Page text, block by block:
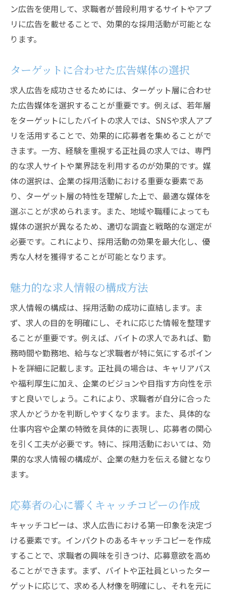
ン広告を使用して、求職者が普段利用するサイトやアプ
リに広告を載せることで、効果的な採用活動が可能とな
ります。
ターゲットに合わせた広告媒体の選択
求人広告を成功させるためには、ターゲット層に合わせ
た広告媒体を選択することが重要です。例えば、若年層
をターゲットにしたバイトの求人では、SNSや求人アプ
リを活用することで、効果的に応募者を集めることがで
きます。一方、経験を重視する正社員の求人では、専門
的な求人サイトや業界誌を利用するのが効果的です。媒
体の選択は、企業の採用活動における重要な要素であ
り、ターゲット層の特性を理解した上で、最適な媒体を
選ぶことが求められます。また、地域や職種によっても
媒体の選択が異なるため、適切な調査と戦略的な選定が
必要です。これにより、採用活動の効果を最大化し、優
秀な人材を獲得することが可能となります。
魅力的な求人情報の構成方法
求人情報の構成は、採用活動の成功に直結します。ま
ず、求人の目的を明確にし、それに応じた情報を整理す
ることが重要です。例えば、バイトの求人であれば、勤
務時間や勤務地、給与など求職者が特に気にするポイン
トを詳細に記載します。正社員の場合は、キャリアパス
や福利厚生に加え、企業のビジョンや目指す方向性を示
すと良いでしょう。これにより、求職者が自分に合った
求人かどうかを判断しやすくなります。また、具体的な
仕事内容や企業の特徴を具体的に表現し、応募者の関心
を引く工夫が必要です。特に、採用活動においては、効
果的な求人情報の構成が、企業の魅力を伝える鍵となり
ます。
応募者の心に響くキャッチコピーの作成
キャッチコピーは、求人広告における第一印象を決定づ
ける要素です。インパクトのあるキャッチコピーを作成
することで、求職者の興味を引きつけ、応募意欲を高め
ることができます。まず、バイトや正社員といったター
ゲットに応じて、求める人材像を明確にし、それを元に